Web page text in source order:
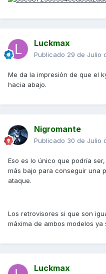
Luckmax
Publicado 29 de Julio
Me da la impresión de que el
hacia abajo.
Nigromante
Publicado 30 de Julio
Eso es lo único que podría
más bajo para conseguir una
ataque.
Los retrovisores si que son
máxima de ambos modelos
Luckmax